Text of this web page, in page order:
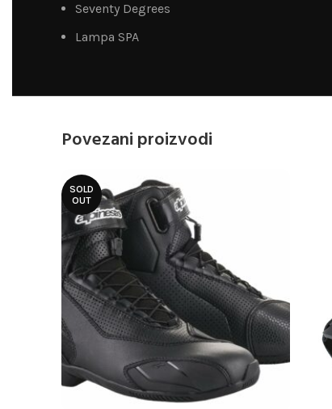
Seventy Degrees
Lampa SPA
Povezani proizvodi
SOLD
OUT